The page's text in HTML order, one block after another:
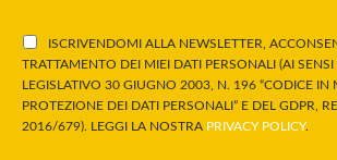
ISCRIVENDOMI ALLA NEWSLETTER,
TRATTAMENTO DEI MIEI DATI PERSONALI (AI SENSI
LEGISLATIVO 30 GIUGNO 2003, N. 196 “CODICE IN
PROTEZIONE DEI DATI PERSONALI” E DEL GDPR,
2016/679). LEGGI LA NOSTRA PRIVACY POLICY.